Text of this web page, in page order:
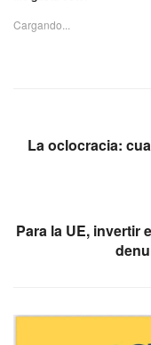
Cargando...
La oclocracia:
Para la UE, invertir